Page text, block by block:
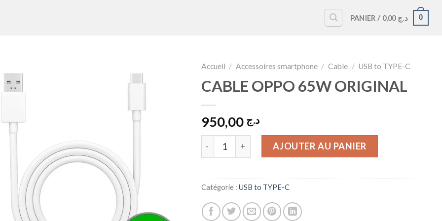
PANIER / د.ج 0,00 0
Accueil / Accessoires smartphone / Cable / USB to TYPE-C
CABLE OPPO 65W ORIGINAL
د.ج 950,00
quantité de CABLE OPPO 65W ORIGINAL
AJOUTER AU PANIER
Catégorie : USB to TYPE-C